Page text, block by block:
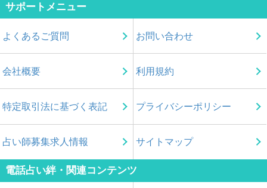
サポートメニュー
よくあるご質問 お問い合わせ
会社概要 利用規約
特定取引法に基づく表記 プライバシーポリシー
占い師募集求人情報 サイトマップ
電話占い絆・関連コンテンツ